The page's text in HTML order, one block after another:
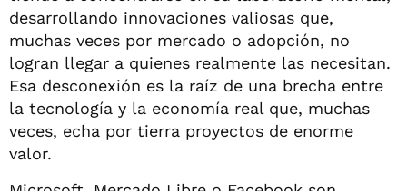
desarrollando innovaciones valiosas que,
muchas veces por mercado o adopción, no
logran llegar a quienes realmente las necesitan.
Esa desconexión es la raíz de una brecha entre
la tecnología y la economía real que, muchas
veces, echa por tierra proyectos de enorme
valor.